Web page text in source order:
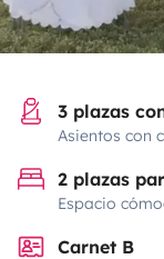
3 plazas
Asientos con
2 plazas
Espacio
Carnet B